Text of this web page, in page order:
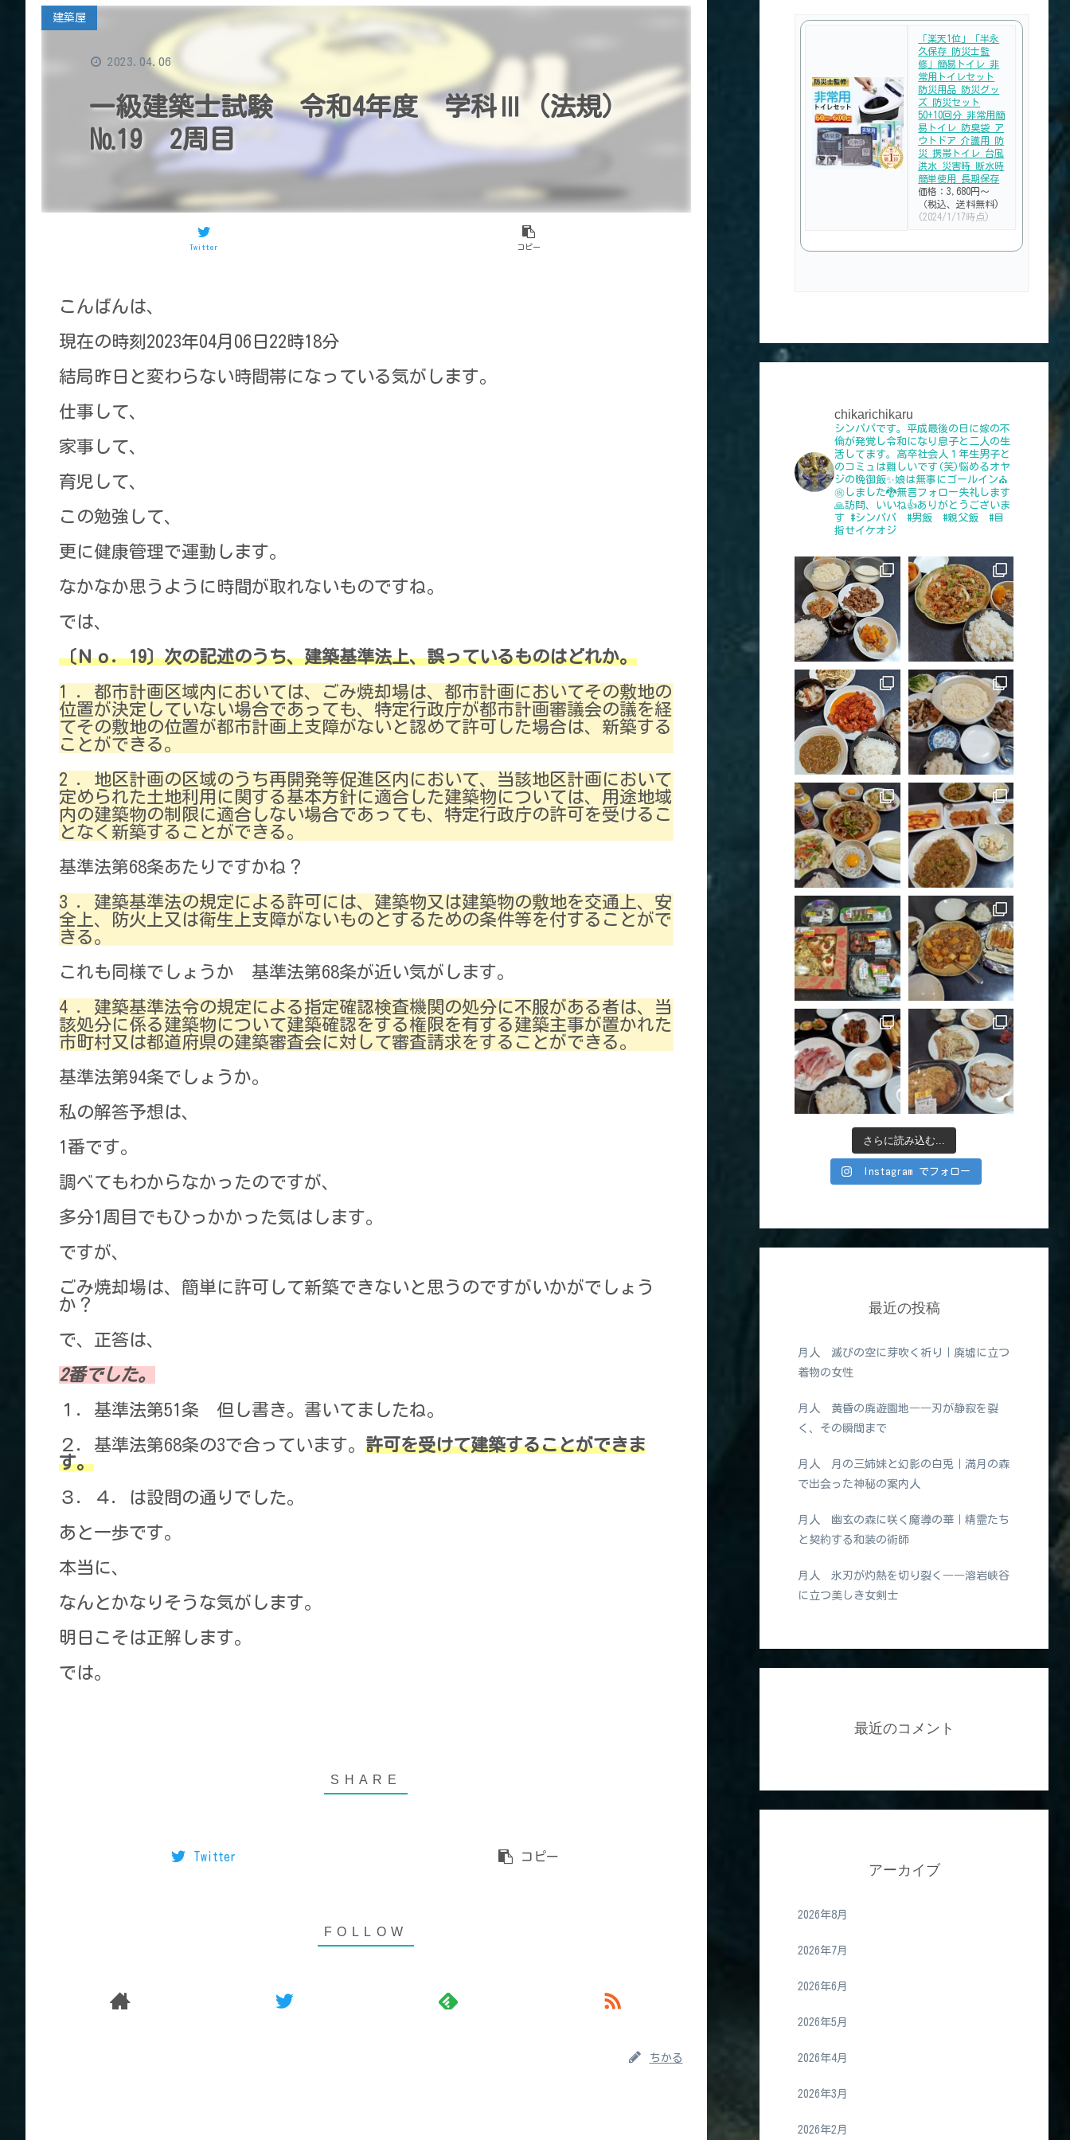
一級建築士試験 令和4年度 学科Ⅲ（法規）
№19 2周目
建築屋
Twitter コピー
2023.04.06
こんばんは、
現在の時刻2023年04月06日22時18分
結局昨日と変わらない時間帯になっている気がします。
仕事して、
家事して、
育児して、
この勉強して、
更に健康管理で運動します。
なかなか思うように時間が取れないものですね。
では、
〔Ｎｏ．19〕次の記述のうち、建築基準法上、誤っているものはどれか。
1 ．都市計画区域内においては、ごみ焼却場は、都市計画においてその敷地の
位置が決定していない場合であっても、特定行政庁が都市計画審議会の議を経
てその敷地の位置が都市計画上支障がないと認めて許可した場合は、新築する
ことができる。
2 ．地区計画の区域のうち再開発等促進区内において、当該地区計画において
定められた土地利用に関する基本方針に適合した建築物については、用途地域
内の建築物の制限に適合しない場合であっても、特定行政庁の許可を受けるこ
となく新築することができる。
基準法第68条あたりですかね？
3 ．建築基準法の規定による許可には、建築物又は建築物の敷地を交通上、安
全上、防火上又は衛生上支障がないものとするための条件等を付することがで
きる。
これも同様でしょうか 基準法第68条が近い気がします。
4 ．建築基準法令の規定による指定確認検査機関の処分に不服がある者は、当
該処分に係る建築物について建築確認をする権限を有する建築主事が置かれた
市町村又は都道府県の建築審査会に対して審査請求をすることができる。
基準法第94条でしょうか。
私の解答予想は、
1番です。
調べてもわからなかったのですが、
多分1周目でもひっかかった気はします。
ですが、
ごみ焼却場は、簡単に許可して新築できないと思うのですがいかがでしょう
か？
で、正答は、
2番でした。
１．基準法第51条 但し書き。書いてましたね。
２．基準法第68条の3で合っています。 許可を受けて建築することができま
す。
３．４．は設問の通りでした。
あと一歩です。
本当に、
なんとかなりそうな気がします。
明日こそは正解します。
では。
Twitter コピー
ちかる
「楽天1位」「半永
久保存 防災士監
修」簡易トイレ 非
常用トイレセット
防災用品 防災グッ
ズ 防災セット
50+10回分 非常用簡
易トイレ 防臭袋 ア
ウトドア 介護用 防
災 携帯トイレ 台風
洪水 災害時 断水時
簡単使用 長期保存
価格：3,680円～
（税込、送料無料)
(2024/1/17時点)
chikarichikaru
シンパパです。平成最後の日に嫁の不
倫が発覚し令和になり息子と二人の生
活してます。高卒社会人１年生男子と
のコミュは難しいです(笑)悩めるオヤ
ジの晩御飯✨娘は無事にゴールイン⛪
㊗️しました🐉無言フォロー失礼します
🙏訪問、いいね👍️ありがとうございま
す #シンパパ #男飯 #親父飯 #目
指せイケオジ
さらに読み込む...
Instagram でフォロー
最近の投稿
月人 滅びの空に芽吹く祈り｜廃墟に立つ
着物の女性
月人 黄昏の廃遊園地――刃が静寂を裂
く、その瞬間まで
月人 月の三姉妹と幻影の白兎｜満月の森
で出会った神秘の案内人
月人 幽玄の森に咲く魔導の華｜精霊たち
と契約する和装の術師
月人 氷刃が灼熱を切り裂く――溶岩峡谷
に立つ美しき女剣士
最近のコメント
アーカイブ
2026年8月
2026年7月
2026年6月
2026年5月
2026年4月
2026年3月
2026年2月